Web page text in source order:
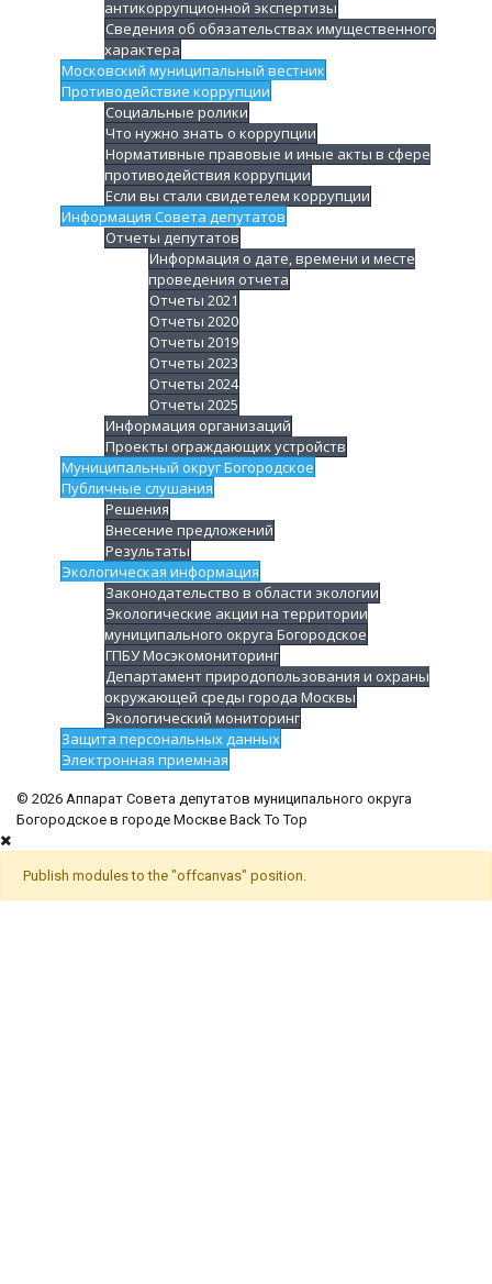
антикоррупционной экспертизы
Сведения об обязательствах имущественного
характера
Московский муниципальный вестник
Противодействие коррупции
Социальные ролики
Что нужно знать о коррупции
Нормативные правовые и иные акты в сфере
противодействия коррупции
Если вы стали свидетелем коррупции
Информация Совета депутатов
Отчеты депутатов
Информация о дате, времени и месте
проведения отчета
Отчеты 2021
Отчеты 2020
Отчеты 2019
Отчеты 2023
Отчеты 2024
Отчеты 2025
Информация организаций
Проекты ограждающих устройств
Муниципальный округ Богородское
Публичные слушания
Решения
Внесение предложений
Результаты
Экологическая информация
Законодательство в области экологии
Экологические акции на территории
муниципального округа Богородское
ГПБУ Мосэкомониторинг
Департамент природопользования и охраны
окружающей среды города Москвы
Экологический мониторинг
Защита персональных данных
Электронная приемная
© 2026 Аппарат Совета депутатов муниципального округа
Богородское в городе Москве Back To Top
Publish modules to the "offcanvas" position.